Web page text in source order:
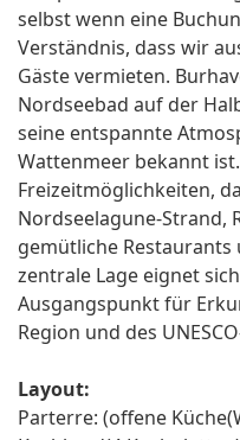
selbst wenn eine
Verständnis, dass wir
Gäste vermieten.
Nordseebad auf der
seine entspannte
Wattenmeer bekannt
Freizeitmöglichkeiten,
Nordseelagune-Strand,
gemütliche Restaurants
zentrale Lage eignet
Ausgangspunkt für
Region und des
Layout:
Parterre: (offene